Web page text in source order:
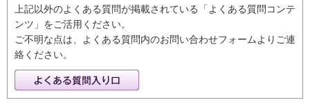
上記以外のよくある質問が掲載されている「よくある質問コンテ
ンツ」をご活用ください。
ご不明な点は、よくある質問内のお問い合わせフォームよりご連
絡ください。